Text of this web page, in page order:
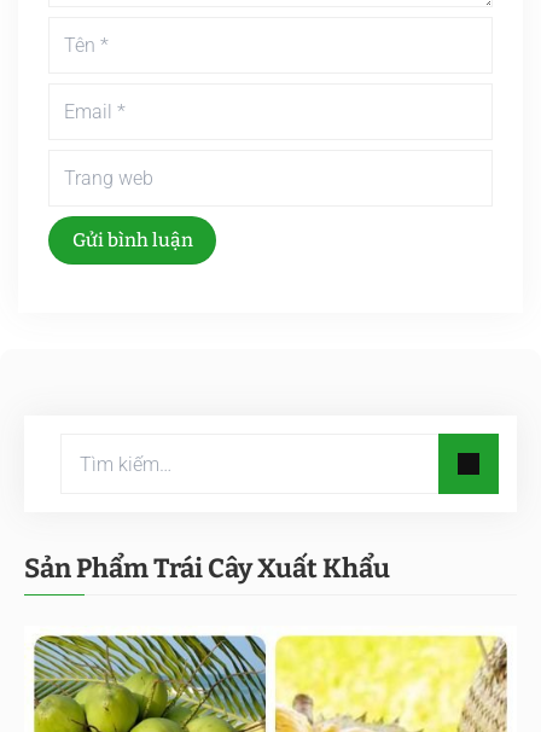
Gửi bình luận
Sản Phẩm Trái Cây Xuất Khẩu